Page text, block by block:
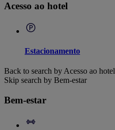
Acesso ao hotel
Estacionamento
Back to search by Acesso ao hotel
Skip search by Bem-estar
Bem-estar